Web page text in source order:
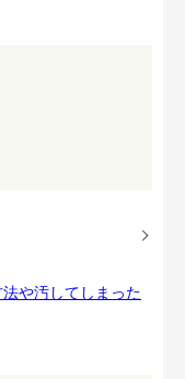
や汚してしまった